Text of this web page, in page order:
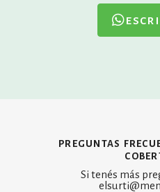
preguntas
Si tenés más